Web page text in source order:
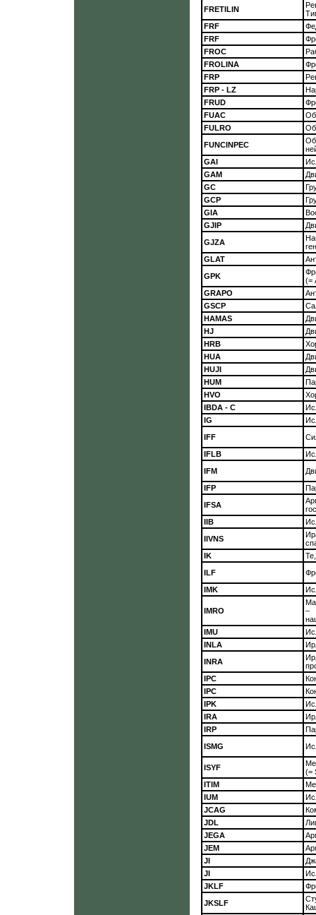
FRETILIN
FRF
FRF
FROC
FROLINA
FRP
FRP - LZ
FRUD
FUAC
FULRO
FUNCINPEC
GAI
GAM
GC
GCP
GIA
GJIP
GJZA
GLAT
GPK
(=
GRAPO
GSCP
HAMAS
HJ
HRB
HUA
HUJI
HUM
HVO
IBDA - C
IG
IFF
IFLB
IFM
IFP
IFSA
IIB
IIVNS
IK
ILF
IMK
IMRO
–
IMU
INLA
INRA
IPC
IPC
IPK
IRA
IRP
ISMG
ISYF
(=
ITIM
IUM
JCAG
JDL
JEGA
JEM
JI
JI
JKLF
JKSLF